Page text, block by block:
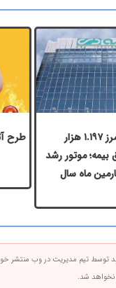
عبور “ودی” از مرز ۱.۱۹۷ هزار
بیمه؛ موتور رشد
ماه سال
طرح
توسط تیم مدیریت در وب منتشر
نخواهد شد.